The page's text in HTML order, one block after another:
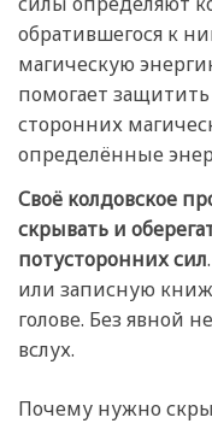
обратившегося к
магическую
помогает
сторонних
определённые
Своё колдовское
скрывать и
потусторонних сил
или записную
голове. Без явной
вслух.
Почему нужно